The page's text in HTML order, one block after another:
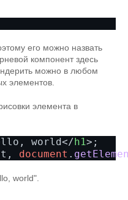
его можно назвать
компонент здесь
можно в любом
элементов.
элемента в
world</h1>
document .
world".